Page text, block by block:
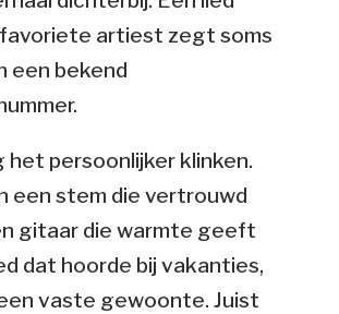
artiest zegt soms
een bekend
het persoonlijker klinken.
een stem die vertrouwd
gitaar die warmte geeft
dat hoorde bij vakanties,
vaste gewoonte. Juist